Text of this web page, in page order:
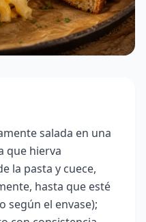
salada en una
que hierva
la pasta y cuece,
hasta que esté
según el envase);